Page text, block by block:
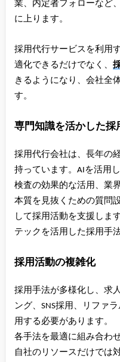
業、内定者フォローなど
に上ります。
採用代行サービスを利用
適化できるだけでなく、
きるようになり、会社全
す。
専門知識を活かした採
採用代行会社は、長年の
持っています。AIを活用
検査の効果的な活用、業
本質を見抜くための質問
して採用活動を支援しま
テックを活用した採用手法
採用活動の複雑化
採用手法が多様化し、求
ング、SNS採用、リファ
用する必要があります。
各手法を最適に組み合わ
自社のリソースだけでは